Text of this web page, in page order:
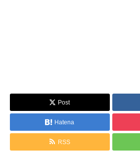
Post
Hatena
RSS